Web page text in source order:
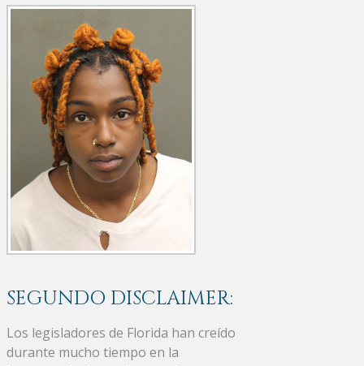
SEGUNDO DISCLAIMER:
Los legisladores de Florida han creído
durante mucho tiempo en la